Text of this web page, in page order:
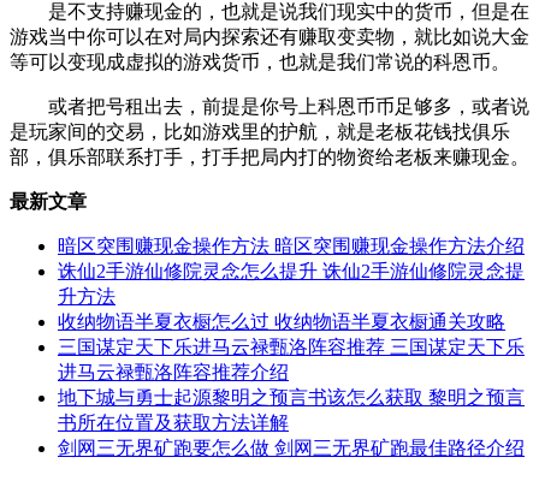
是不支持赚现金的，也就是说我们现实中的货币，但是在
游戏当中你可以在对局内探索还有赚取变卖物，就比如说大金
等可以变现成虚拟的游戏货币，也就是我们常说的科恩币。
或者把号租出去，前提是你号上科恩币币足够多，或者说
是玩家间的交易，比如游戏里的护航，就是老板花钱找俱乐
部，俱乐部联系打手，打手把局内打的物资给老板来赚现金。
最新文章
暗区突围赚现金操作方法 暗区突围赚现金操作方法介绍
诛仙2手游仙修院灵念怎么提升 诛仙2手游仙修院灵念提
升方法
收纳物语半夏衣橱怎么过 收纳物语半夏衣橱通关攻略
三国谋定天下乐进马云禄甄洛阵容推荐 三国谋定天下乐
进马云禄甄洛阵容推荐介绍
地下城与勇士起源黎明之预言书该怎么获取 黎明之预言
书所在位置及获取方法详解
剑网三无界矿跑要怎么做 剑网三无界矿跑最佳路径介绍